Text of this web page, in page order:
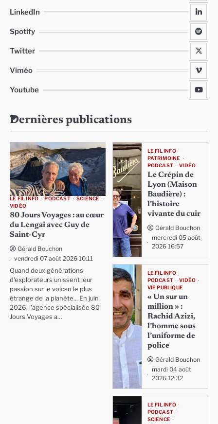
LinkedIn
Spotify
Twitter
Viméo
Youtube
Dernières publications
LE FIL INFO PODCAST
SCIENCE
VIDÉO
80 Jours Voyages : au cœur
du Lengai avec Guy de
Saint-Cyr
Gérald Bouchon
vendredi 07 août 2026 10:11
Quand deux générations
d'explorateurs unissent leur
passion sur le volcan le plus
étrange de la planète... En juin
2026, l'agence spécialisée 80
Jours Voyages a…
LE FIL INFO
PATRIMOINE
PODCAST
VIDÉO
Le Crépin de
Lyon (Maison
Baudière) :
l’histoire
vivante du cuir
Gérald Bouchon
mercredi 05 août
2026 16:57
LE FIL INFO
PODCAST
VIDÉO
VIE PUBLIQUE
« Un sur un
million » :
Rachid Azizi,
l’homme sous
l’uniforme de
police
Gérald Bouchon
mardi 04 août
2026 12:32
LE FIL INFO
PODCAST
SCIENCE